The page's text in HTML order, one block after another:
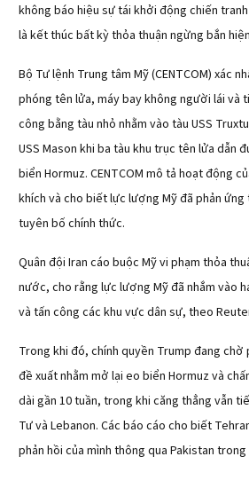
không báo hiệu sự tái khởi động chiến
là kết thúc bất kỳ thỏa thuận ngừng bắn
Bộ Tư lệnh Trung tâm Mỹ (CENTCOM) xác
phóng tên lửa, máy bay không người lái và
công bằng tàu nhỏ nhằm vào tàu USS
USS Mason khi ba tàu khu trục tên lửa dẫn
biển Hormuz. CENTCOM mô tả hoạt động
khích và cho biết lực lượng Mỹ đã phản
tuyên bố chính thức.
Quân đội Iran cáo buộc Mỹ vi phạm thỏa
nước, cho rằng lực lượng Mỹ đã nhắm vào
và tấn công các khu vực dân sự, theo
Trong khi đó, chính quyền Trump đang chờ
đề xuất nhằm mở lại eo biển Hormuz và
dài gần 10 tuần, trong khi căng thẳng vẫn
Tư và Lebanon. Các báo cáo cho biết
phản hồi của mình thông qua Pakistan